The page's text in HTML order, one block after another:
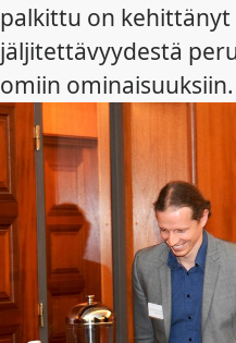
palkittu on
jäljitettävyydestä
omiin ominaisuuksiin.